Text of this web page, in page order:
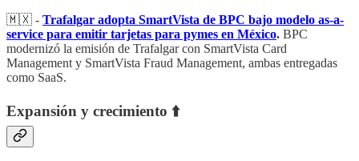
🇲🇽 - Trafalgar adopta SmartVista de BPC bajo modelo as-a-
service para emitir tarjetas para pymes en México. BPC
modernizó la emisión de Trafalgar con SmartVista Card
Management y SmartVista Fraud Management, ambas entregadas
como SaaS.
Expansión y crecimiento ⬆️